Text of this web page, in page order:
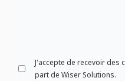
J'accepte de recevoir des
part de Wiser Solutions.